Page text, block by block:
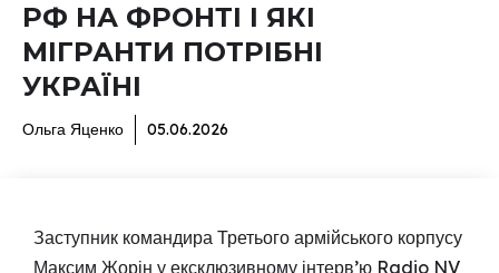
РФ НА ФРОНТІ І ЯКІ
МІГРАНТИ ПОТРІБНІ
УКРАЇНІ
Ольга Яценко 05.06.2026
Заступник командира Третього армійського корпусу
Максим Жорін у ексклюзивному інтерв’ю Radio NV